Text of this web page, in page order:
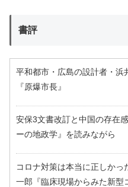
書評
平和都市・広島の設計者・浜
『原爆市長』
安保3文書改訂と中国の存在
ーの地政学』を読みながら
コロナ対策は本当に正しかっ
一郎『臨床現場からみた新型